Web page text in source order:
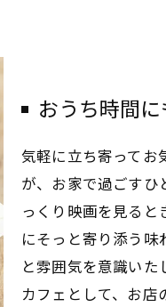
おうち時間
気軽に立ち寄ってお
が、お家で過ごすひ
っくり映画を見る
にそっと寄り添う
と雰囲気を意識いた
カフェとして、お店